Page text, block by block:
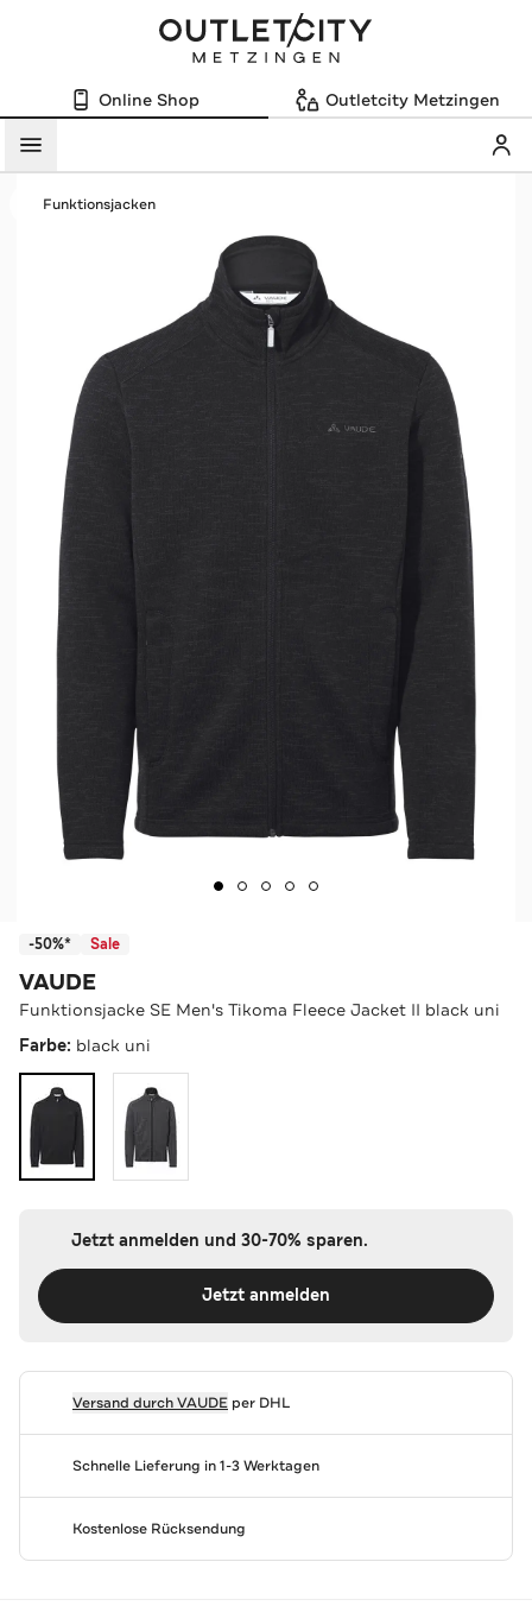
Online Shop Outletcity Metzingen
Menü
Funktionsjacken
-50%* Sale
VAUDE
Funktionsjacke SE Men's Tikoma Fleece Jacket II black uni
Farbe: black uni
Jetzt anmelden und 30-70% sparen.
Jetzt anmelden
Versand durchVAUDEper DHL
Schnelle Lieferung in 1-3 Werktagen
Kostenlose Rücksendung